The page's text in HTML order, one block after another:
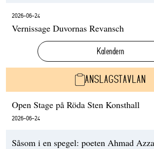
2026-06-24
Vernissage Duvornas Revansch
Kalendern
ANSLAGSTAVLAN
Open Stage på Röda Sten Konsthall
2026-06-24
Såsom i en spegel: poeten Ahmad